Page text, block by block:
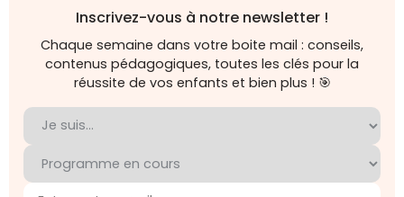
Inscrivez-vous à notre newsletter !
Chaque semaine dans votre boite mail : conseils,
contenus pédagogiques, toutes les clés pour la
réussite de vos enfants et bien plus ! 🎯